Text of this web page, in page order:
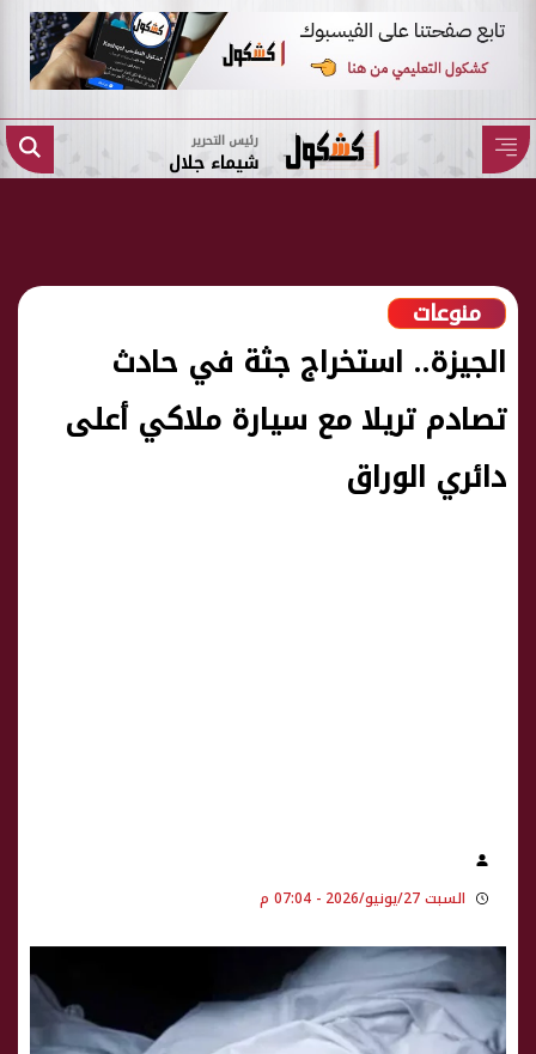
رئيس التحرير
شيماء جلال
منوعات
الجيزة.. استخراج جثة في حادث
تصادم تريلا مع سيارة ملاكي أعلى
دائري الوراق
السبت 27/يونيو/2026 - 07:04 م